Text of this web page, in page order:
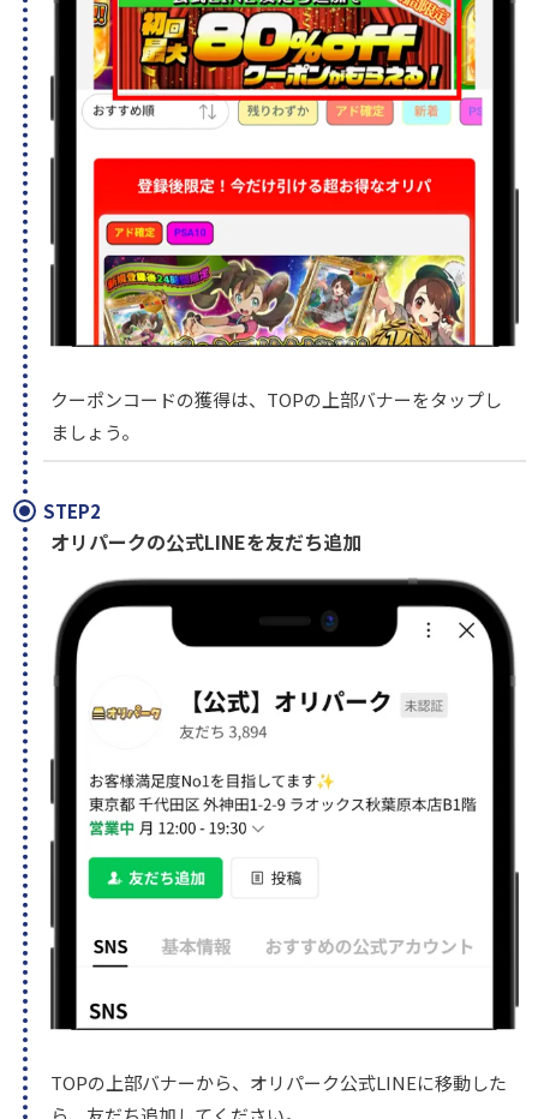
クーポンコードの獲得は、TOPの上部バナーをタップし
ましょう。
STEP2
オリパークの公式LINEを友だち追加
TOPの上部バナーから、オリパーク公式LINEに移動した